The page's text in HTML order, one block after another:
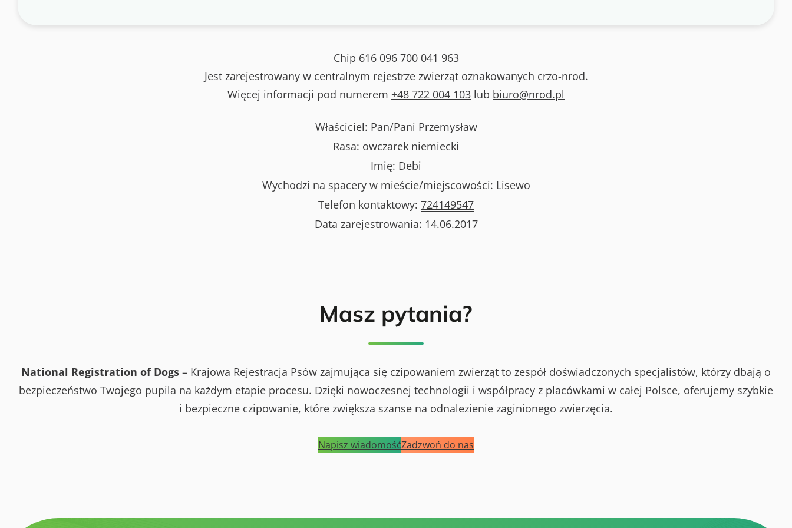
Chip 616 096 700 041 963
Jest zarejestrowany w centralnym rejestrze zwierząt oznakowanych crzo-nrod.
Więcej informacji pod numerem +48 722 004 103 lub biuro@nrod.pl
Właściciel: Pan/Pani Przemysław
Rasa: owczarek niemiecki
Imię: Debi
Wychodzi na spacery w mieście/miejscowości: Lisewo
Telefon kontaktowy: 724149547
Data zarejestrowania: 14.06.2017
Masz pytania?
National Registration of Dogs – Krajowa Rejestracja Psów zajmująca się czipowaniem zwierząt to zespół doświadczonych specjalistów, którzy dbają o
bezpieczeństwo Twojego pupila na każdym etapie procesu. Dzięki nowoczesnej technologii i współpracy z placówkami w całej Polsce, oferujemy szybkie
i bezpieczne czipowanie, które zwiększa szanse na odnalezienie zaginionego zwierzęcia.
Napisz wiadomośćZadzwoń do nas